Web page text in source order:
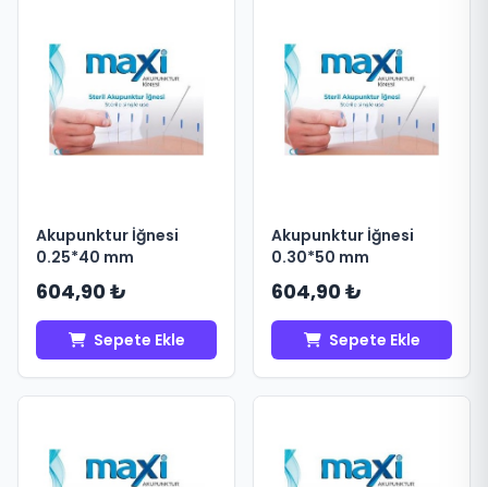
Akupunktur İğnesi
0.25*40 mm
604,90 ₺
Sepete Ekle
Akupunktur İğnesi
0.30*50 mm
604,90 ₺
Sepete Ekle